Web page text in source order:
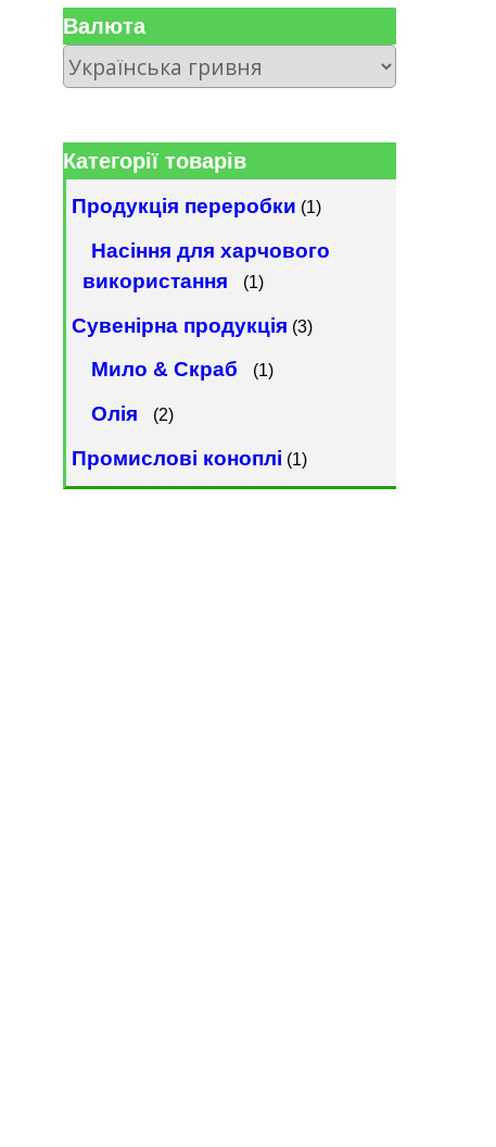
Валюта
Категорії товарів
Продукція переробки (1)
Насіння для харчового
використання
(1)
Сувенірна продукція (3)
Мило & Скраб (1)
Олія (2)
Промислові коноплі (1)